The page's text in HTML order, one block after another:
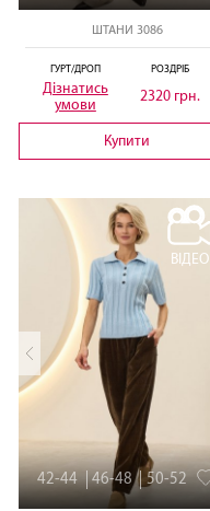
ШТАНИ 3086
ГУРТ/ДРОП
Дізнатись
умови
РОЗДРІБ
2320 грн.
Купити
ВІДЕО
42-44 46-48 50-52